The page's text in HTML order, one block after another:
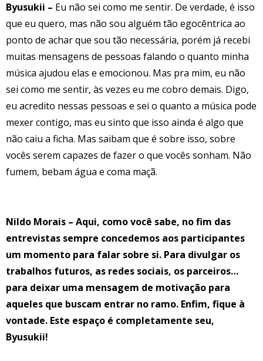
Byusukii – Eu não sei como me sentir. De verdade, é isso
que eu quero, mas não sou alguém tão egocêntrica ao
ponto de achar que sou tão necessária, porém já recebi
muitas mensagens de pessoas falando o quanto minha
música ajudou elas e emocionou. Mas pra mim, eu não
sei como me sentir, às vezes eu me cobro demais. Digo,
eu acredito nessas pessoas e sei o quanto a música pode
mexer contigo, mas eu sinto que isso ainda é algo que
não caiu a ficha. Mas saibam que é sobre isso, sobre
vocês serem capazes de fazer o que vocês sonham. Não
fumem, bebam água e coma maçã.
Nildo Morais – Aqui, como você sabe, no fim das
entrevistas sempre concedemos aos participantes
um momento para falar sobre si. Para divulgar os
trabalhos futuros, as redes sociais, os parceiros…
para deixar uma mensagem de motivação para
aqueles que buscam entrar no ramo. Enfim, fique à
vontade. Este espaço é completamente seu,
Byusukii!